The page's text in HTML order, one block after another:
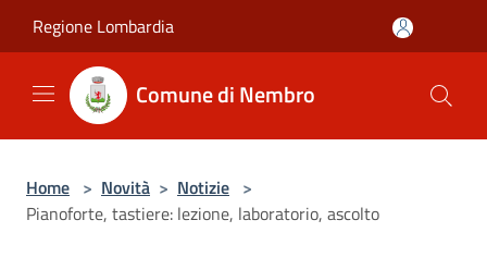
Regione Lombardia
Comune di Nembro
Home > Novità > Notizie >
Pianoforte, tastiere: lezione, laboratorio, ascolto